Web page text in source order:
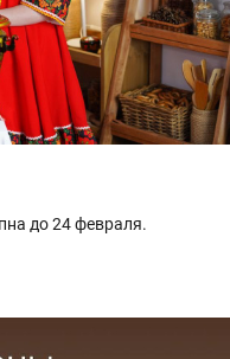
до 24 февраля.